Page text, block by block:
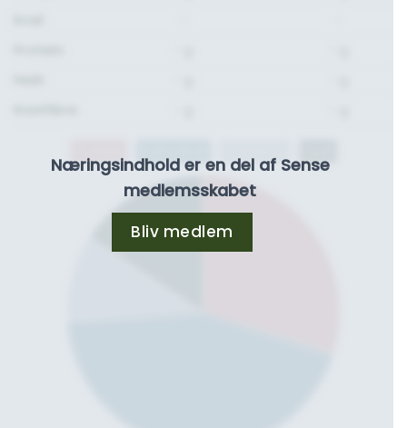
Næringsindhold er en del af Sense
medlemsskabet
Bliv medlem